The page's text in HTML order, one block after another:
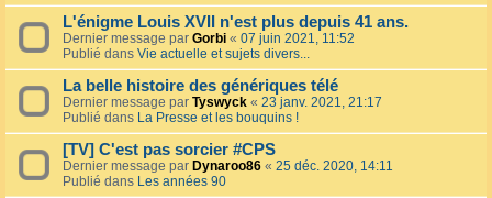
L'énigme Louis XVII n'est plus depuis 41 ans.
Dernier message par Gorbi « 07 juin 2021, 11:52
Publié dans Vie actuelle et sujets divers...
La belle histoire des génériques télé
Dernier message par Tyswyck « 23 janv. 2021, 21:17
Publié dans La Presse et les bouquins !
[TV] C'est pas sorcier #CPS
Dernier message par Dynaroo86 « 25 déc. 2020, 14:11
Publié dans Les années 90